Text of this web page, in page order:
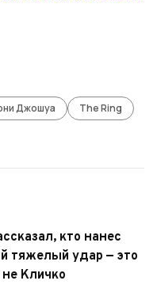
Джошуа
The Ring
кто нанес
тяжелый удар — это
Кличко